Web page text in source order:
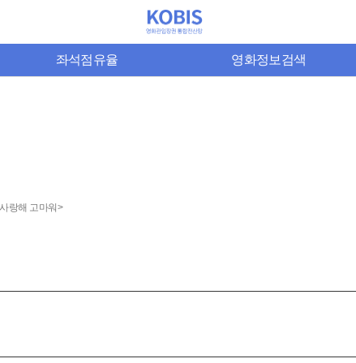
좌석점유율 영화정보검색
랑해 고마워>